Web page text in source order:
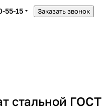
55-15 Заказать звонок
стальной ГОСТ